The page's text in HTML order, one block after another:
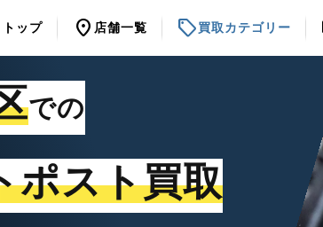
トップ location_on 店舗一覧 sell買取カテゴリー
での
ポスト買取